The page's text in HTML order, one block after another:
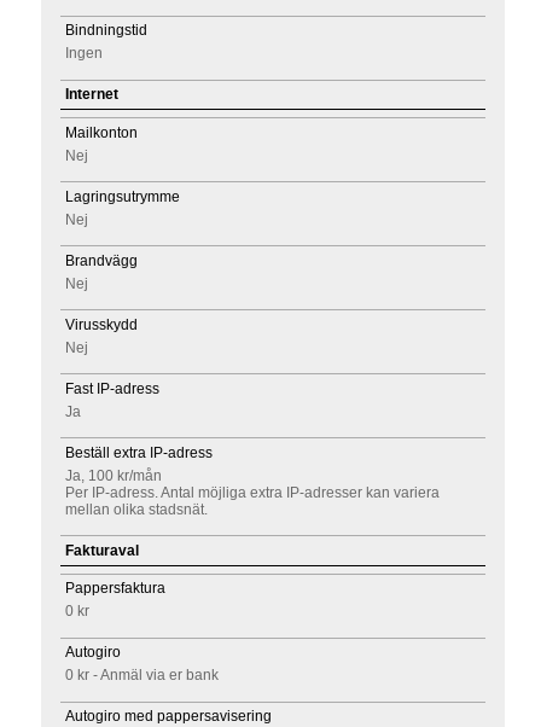
Bindningstid
Ingen
Internet
Mailkonton
Nej
Lagringsutrymme
Nej
Brandvägg
Nej
Virusskydd
Nej
Fast IP-adress
Ja
Beställ extra IP-adress
Ja, 100 kr/mån
Per IP-adress. Antal möjliga extra IP-adresser kan variera
mellan olika stadsnät.
Fakturaval
Pappersfaktura
0 kr
Autogiro
0 kr - Anmäl via er bank
Autogiro med pappersavisering